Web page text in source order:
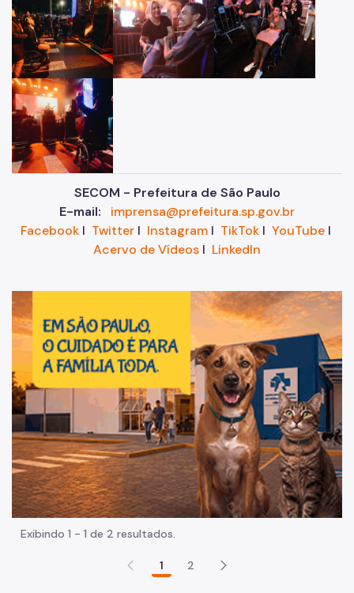
SECOM - Prefeitura de São Paulo
E-mail:
imprensa@prefeitura.sp.gov.br
FacebookI TwitterI InstagramI TikTokI YouTubeI
Acervo de Vídeos I LinkedIn
Exibindo 1 - 1 de 2 resultados.
1 2